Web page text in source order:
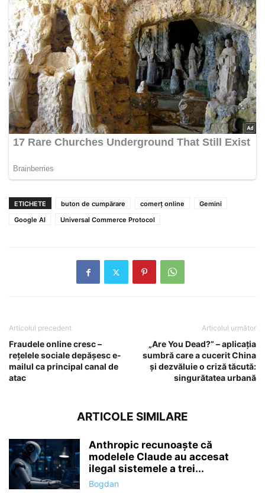
ETICHETE buton de cumpărare comerț online
Gemini
Google AI
Universal Commerce Protocol
Articolul precedent
Fraudele online cresc –
rețelele sociale depășesc e-
mailul ca principal canal de
atac
Articolul următor
„Are You Dead?” – aplicația
sumbră care a cucerit China
și dezvăluie o criză tăcută:
singurătatea urbană
ARTICOLE SIMILARE
Anthropic recunoaște că
modelele Claude au accesat
ilegal sistemele a trei...
Bogdan